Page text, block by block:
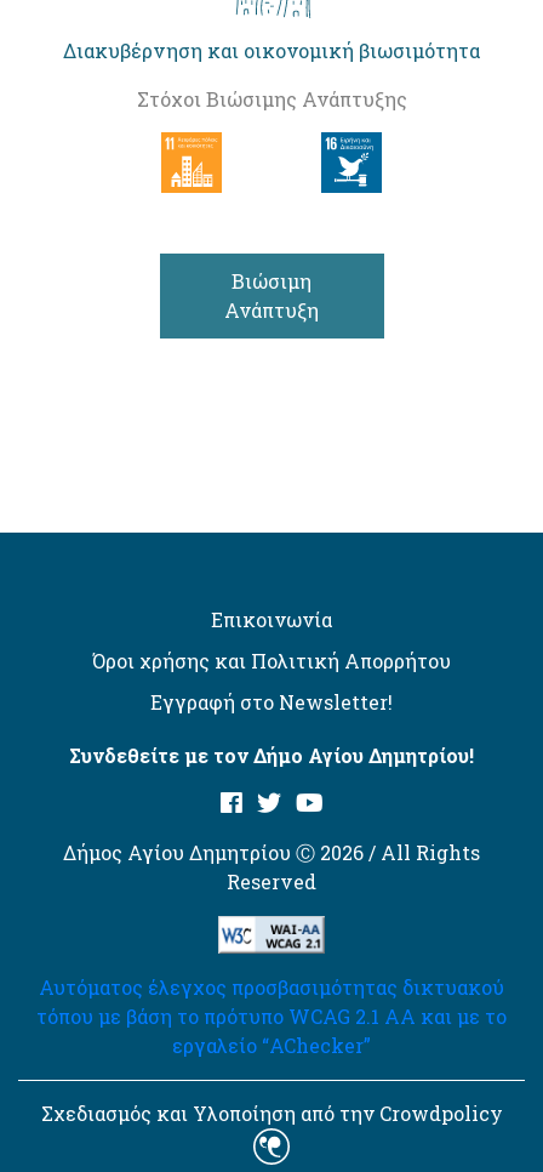
Διακυβέρνηση και οικονομική βιωσιμότητα
Στόχοι Βιώσιμης Ανάπτυξης
Βιώσιμη
Ανάπτυξη
Επικοινωνία
Όροι χρήσης και Πολιτική Απορρήτου
Εγγραφή στο Newsletter!
Συνδεθείτε με τον Δήμο Αγίου Δημητρίου!
Δήμος Αγίου Δημητρίου Ⓒ 2026 / All Rights
Reserved
Αυτόματος έλεγχος προσβασιμότητας δικτυακού
τόπου με βάση το πρότυπο WCAG 2.1 AA και με το
εργαλείο “AChecker”
Σχεδιασμός και Υλοποίηση από την Crowdpolicy